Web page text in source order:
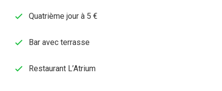
Quatrième jour à 5 €
Bar avec terrasse
Restaurant L’Atrium